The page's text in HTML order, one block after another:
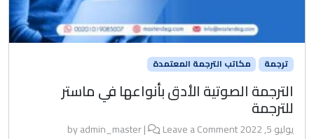
ترجمة مكاتب الترجمة المعتمدة
الترجمة الصوتية الأدق بأنواعها في ماستر
للترجمة
يوليو 5, 2022 admin_master|
Leave a Comment